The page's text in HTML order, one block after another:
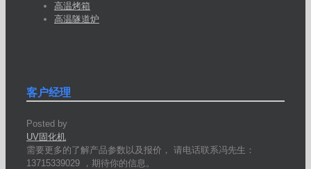
高温烤箱
高温隧道炉
客户经理
Posted by
UV固化机
需要更多的了解产品参数以及报价， 请电话联系冯先生：
13715339029 ，期待你的信息。